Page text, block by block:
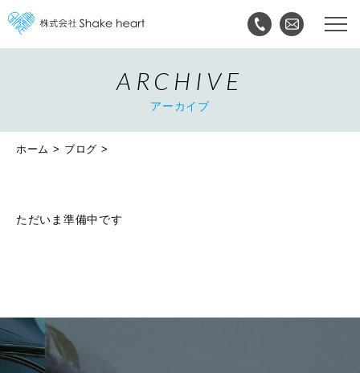
ARCHIVE
アーカイブ
ホーム ブログ
ただいま準備中です